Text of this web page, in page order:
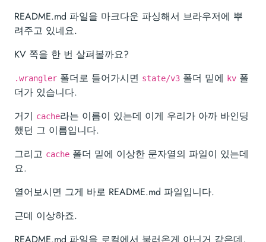
README.md 파일을 마크다운 파싱해서 브라우저에 뿌
려주고 있네요.
KV 쪽을 한 번 살펴볼까요?
.wrangler 폴더로 들어가시면 state/v3 폴더 밑에 kv 폴
더가 있습니다.
거기 cache라는 이름이 있는데 이게 우리가 아까 바인딩
했던 그 이름입니다.
그리고 cache 폴더 밑에 이상한 문자열의 파일이 있는데
요.
열어보시면 그게 바로 README.md 파일입니다.
근데 이상하죠.
README.md 파일을 로컬에서 불러온게 아닌거 같은데,